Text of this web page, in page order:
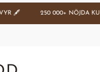
20 % PÅ VÅRA BÄSTSÄLJARE
(SE)